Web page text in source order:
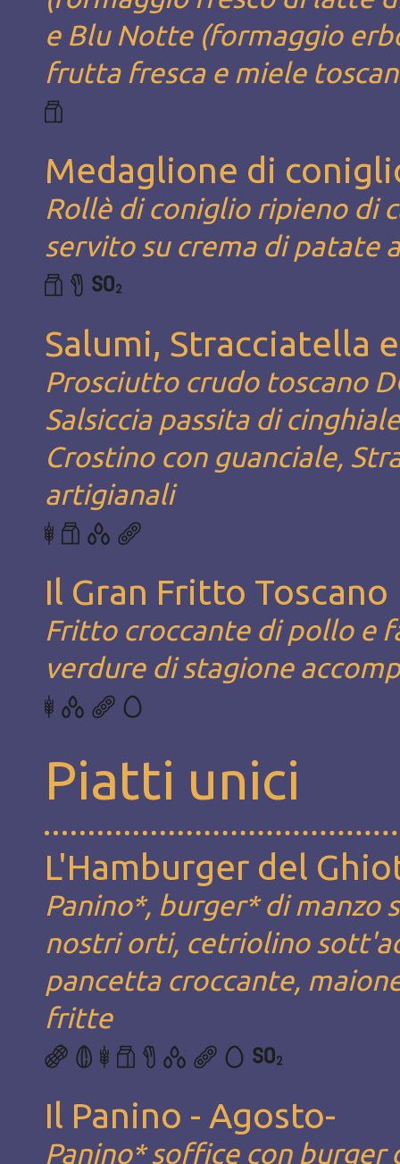
e Blu Notte (formaggio
frutta fresca e miele
Medaglione di
Rollè di coniglio ripieno di
servito su crema di patate
Salumi, Stracciatella
Prosciutto crudo toscano
Salsiccia passita di
Crostino con guanciale,
artigianali
Il Gran Fritto Toscano
Fritto croccante di pollo e
verdure di stagione
Piatti unici
L'Hamburger del
Panino*, burger* di manzo
nostri orti, cetriolino
pancetta croccante,
fritte
Il Panino - Agosto-
Panino* soffice con burger